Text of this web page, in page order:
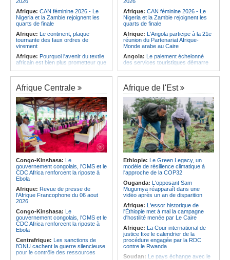
Afrique: CAN féminine 2026 - Le
Nigeria et la Zambie rejoignent les
quarts de finale
Afrique: Le continent, plaque
tournante des faux ordres de
virement
Afrique: Pourquoi l'avenir du textile
africain est bien plus prometteur que
Afrique:Les Africains en première
ligne face à la crise de la biodiversité
Afrique:L'essor historique de
l'Éthiopie met à mal la campagne
d'hostilité menée par Le Caire
Afrique:La Cour international de
justice fixe le calendrier de la
procédure engagée par la RDC
contre le Rwanda
Afrique:Visite du Président de la
République et de la Première Dame
à Yamoussoukro
Afrique:Le Forum de
l'entrepreneuriat de Sept Afrique se
veut une plateforme de mobilisation
des investissements
Afrique: CAN féminine 2026 - Le
Nigeria et la Zambie rejoignent les
quarts de finale
Afrique: L'Angola participe à la 21e
réunion du Partenariat Afrique-
Monde arabe au Caire
Angola: Le paiement échelonné
des services touristiques démarre
Angola:Jiu-jitsu - Le pays
décroche une troisième médaille à
Abou Dabi
Afrique:Ju-Jitsu - La délégation
angolaise reçue par l'ambassadeur
d'Angola aux Émirats arabes unis
Angola:Une expédition automobile
favorise le tourisme à Humpata
Angola:La WAS-AC souhaite
collaborer avec le pays pour
stimuler l'aquaculture
Afrique:Un groupe parlementaire
se penche sur le rôle des femmes
dans l'interaction avec les
communautés
Afrique Centrale
Congo-Kinshasa: Le
gouvernement congolais, l'OMS et le
CDC Africa renforcent la riposte à
Ebola
Afrique: Revue de presse de
l'Afrique Francophone du 06 aout
2026
Congo-Kinshasa: Le
gouvernement congolais, l'OMS et le
CDC Africa renforcent la riposte à
Ebola
Centrafrique: Les sanctions de
l'ONU cachent la guerre silencieuse
pour le contrôle des ressources
Afrique de l'Est
Ethiopie: Le Green Legacy, un
modèle de résilience climatique à
l'approche de la COP32
Ouganda: L'opposant Sam
Mugumya réapparaît dans une
vidéo après un an de disparition
Afrique: L'essor historique de
l'Éthiopie met à mal la campagne
d'hostilité menée par Le Caire
Afrique: La Cour international de
justice fixe le calendrier de la
procédure engagée par la RDC
contre le Rwanda
Soudan: Le pays échange avec le